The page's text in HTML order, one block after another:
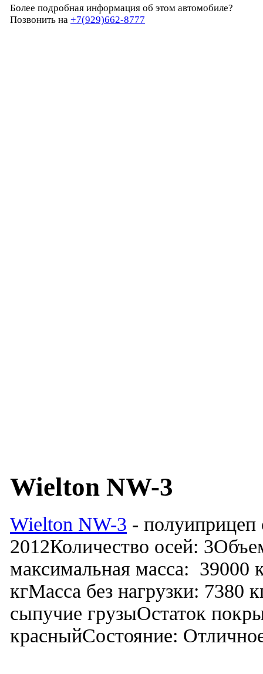
Более подробная информация об этом автомобиле?
Позвонить на +7(929)662-8777
Wielton NW-3
Wielton NW-3 - полуиприцеп
2012Количество осей:
максимальная масса: 39000
кгМасса без нагрузки: 7380
сыпучие грузыОстаток
красныйСостояние: